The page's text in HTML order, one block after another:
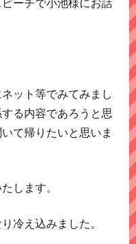
ット等でみてみまし
る内容であろうと思
て帰りたいと思いま
します。
冷え込みました。